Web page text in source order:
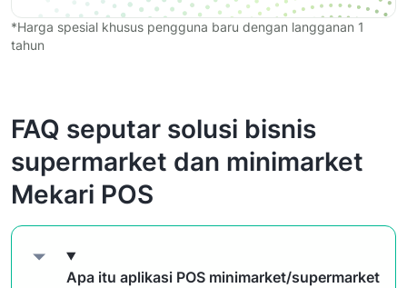
*Harga spesial khusus pengguna baru dengan langganan 1
tahun
FAQ seputar solusi bisnis
supermarket dan minimarket
Mekari POS
Apa itu aplikasi POS minimarket/supermarket